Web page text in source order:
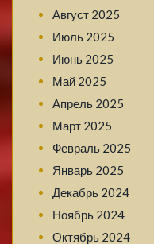
Август 2025
Июль 2025
Июнь 2025
Май 2025
Апрель 2025
Март 2025
Февраль 2025
Январь 2025
Декабрь 2024
Ноябрь 2024
Октябрь 2024